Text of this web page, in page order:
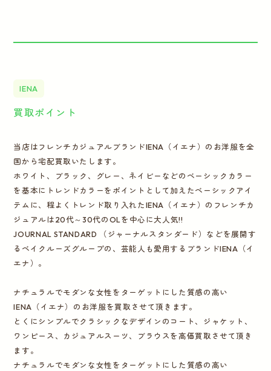
IENA
買取ポイント
当店はフレンチカジュアルブランドIENA（イエナ）のお洋服を全
国から宅配買取いたします。
ホワイト、ブラック、グレー、ネイビーなどのベーシックカラー
を基本にトレンドカラーをポイントとして加えたベーシックアイ
テムに、程よくトレンド取り入れたIENA（イエナ）のフレンチカ
ジュアルは20代～30代のOLを中心に大人気!!
JOURNAL STANDARD （ジャーナルスタンダード）などを展開す
るベイクルーズグループの、芸能人も愛用するブランドIENA（イ
エナ）。
ナチュラルでモダンな女性をターゲットにした質感の高い
IENA（イエナ）のお洋服を買取させて頂きます。
とくにシンプルでクラシックなデザインのコート、ジャケット、
ワンピース、カジュアルスーツ、ブラウスを高価買取させて頂き
ます。
ナチュラルでモダンな女性をターゲットにした質感の高い